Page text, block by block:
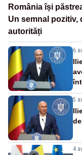
România își
Un semnal pozitiv,
autorități
6
5
4